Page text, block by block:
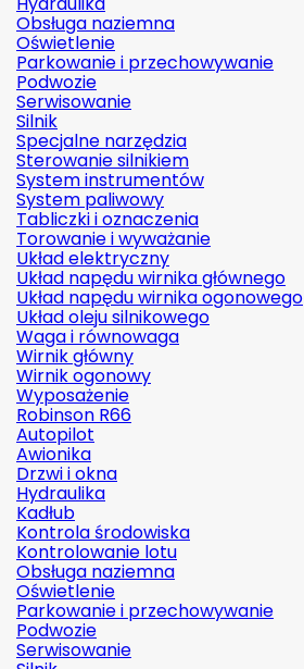
Obsługa naziemna
Oświetlenie
Parkowanie i przechowywanie
Podwozie
Serwisowanie
Silnik
Specjalne narzędzia
Sterowanie silnikiem
System instrumentów
System paliwowy
Tabliczki i oznaczenia
Torowanie i wyważanie
Układ elektryczny
Układ napędu wirnika głównego
Układ napędu wirnika ogonowego
Układ oleju silnikowego
Waga i równowaga
Wirnik główny
Wirnik ogonowy
Wyposażenie
Robinson R66
Autopilot
Awionika
Drzwi i okna
Hydraulika
Kadłub
Kontrola środowiska
Kontrolowanie lotu
Obsługa naziemna
Oświetlenie
Parkowanie i przechowywanie
Podwozie
Serwisowanie